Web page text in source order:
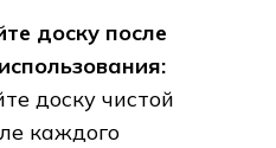
доску после
доску чистой
каждого